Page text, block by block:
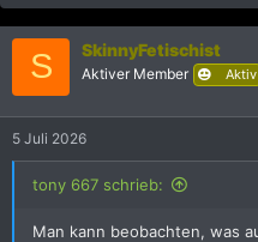
a
k
i
n
:
S SkinnyFetischist
Aktiver Member Aktiv
5 Juli 2026
tony 667 schrieb:
Man kann beobachten, was